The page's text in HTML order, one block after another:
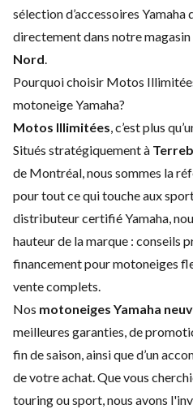
sélection d’accessoires Yamaha
directement dans notre magasin
Nord.
Pourquoi choisir Motos
motoneige Yamaha?
Motos Illimitées, c’est plus
Situés stratégiquement à
de Montréal, nous sommes la
pour tout ce qui touche aux
distributeur certifié Yamaha,
hauteur de la marque : conseils
financement pour motoneiges
vente complets.
Nos motoneiges Yamaha
meilleures garanties, de
fin de saison, ainsi que d’un
de votre achat. Que vous
touring ou sport, nous avons